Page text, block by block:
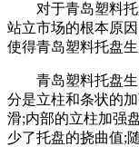
对于青岛塑料托
站立市场的根本原
使得青岛塑料托盘
青岛塑料托盘生
分是立柱和条状的
滑;内部的立柱加强
少了托盘的挠曲值;